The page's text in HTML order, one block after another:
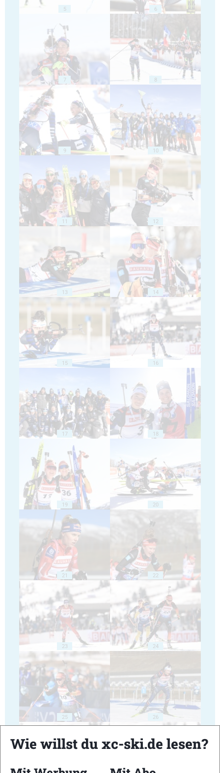
5 6
7 8
9 10
11 12
13 14
15 16
17 18
19 20
21 22
23 24
25 26
Wie willst du xc-ski.de lesen?